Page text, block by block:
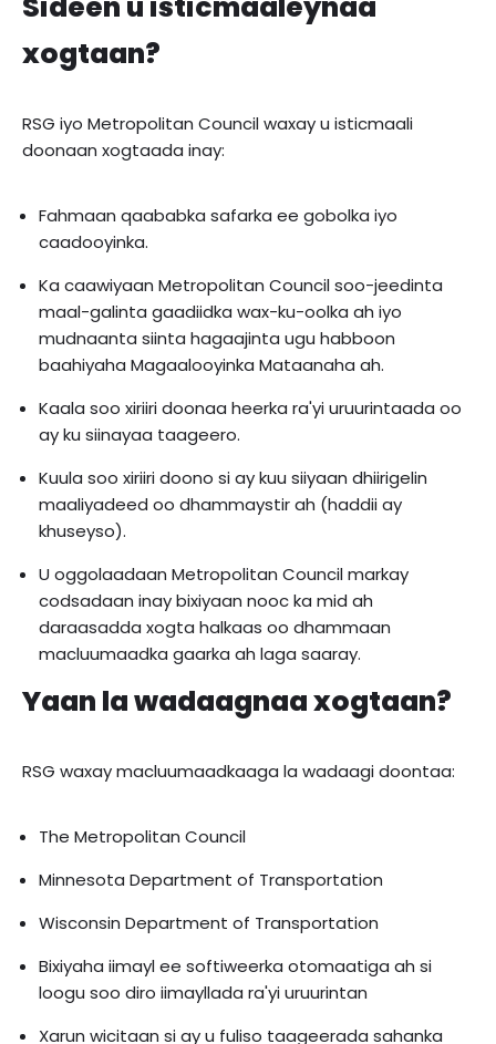
xogtaan?
RSG iyo Metropolitan Council waxay u isticmaali
doonaan xogtaada inay:
Fahmaan qaababka safarka ee gobolka iyo
caadooyinka.
Ka caawiyaan Metropolitan Council soo-jeedinta
maal-galinta gaadiidka wax-ku-oolka ah iyo
mudnaanta siinta hagaajinta ugu habboon
baahiyaha Magaalooyinka Mataanaha ah.
Kaala soo xiriiri doonaa heerka ra'yi uruurintaada oo
ay ku siinayaa taageero.
Kuula soo xiriiri doono si ay kuu siiyaan dhiirigelin
maaliyadeed oo dhammaystir ah (haddii ay
khuseyso).
U oggolaadaan Metropolitan Council markay
codsadaan inay bixiyaan nooc ka mid ah
daraasadda xogta halkaas oo dhammaan
macluumaadka gaarka ah laga saaray.
Yaan la wadaagnaa xogtaan?
RSG waxay macluumaadkaaga la wadaagi doontaa:
The Metropolitan Council
Minnesota Department of Transportation
Wisconsin Department of Transportation
Bixiyaha iimayl ee softiweerka otomaatiga ah si
loogu soo diro iimayllada ra'yi uruurintan
Xarun wicitaan si ay u fuliso taageerada sahanka